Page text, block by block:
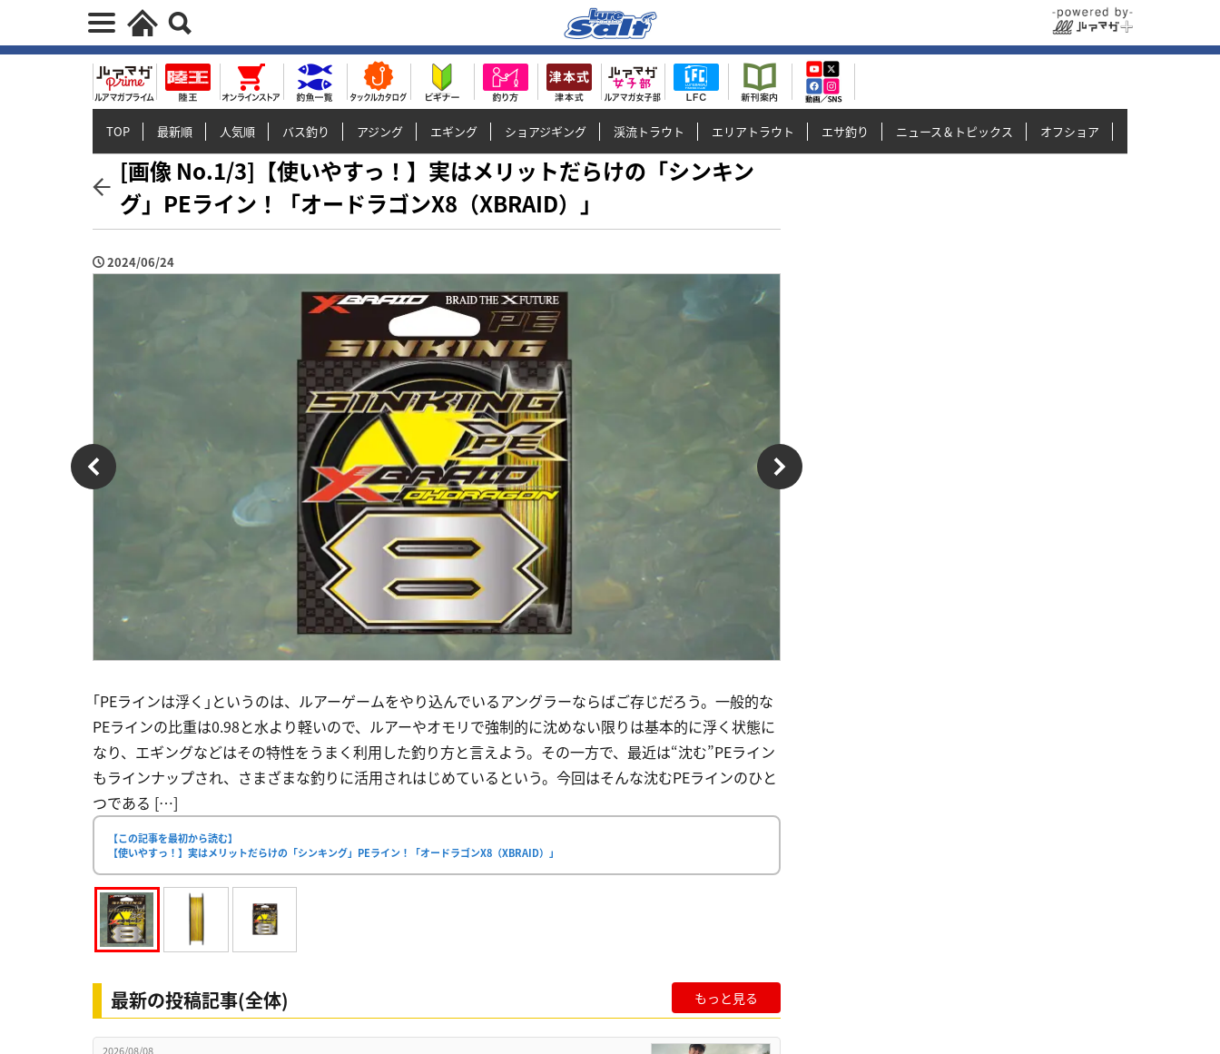
TOP 最新順 人気順 バス釣り アジング エギング ショアジギング 渓流トラウト エリアトラウト エサ釣り ニュース＆トピックス オフショア
[画像 No.1/3]【使いやすっ！】実はメリットだらけの「シンキン
グ」PEライン！「オードラゴンX8（XBRAID）」
2024/06/24
｢PEラインは浮く｣というのは、ルアーゲームをやり込んでいるアングラーならばご存じだろう。一般的な
PEラインの比重は0.98と水より軽いので、ルアーやオモリで強制的に沈めない限りは基本的に浮く状態に
なり、エギングなどはその特性をうまく利用した釣り方と言えよう。その一方で、最近は“沈む”PEライン
もラインナップされ、さまざまな釣りに活用されはじめているという。今回はそんな沈むPEラインのひと
つである […]
【この記事を最初から読む】
【使いやすっ！】実はメリットだらけの「シンキング」PEライン！「オードラゴンX8（XBRAID）」
最新の投稿記事(全体) もっと見る
2026/08/08